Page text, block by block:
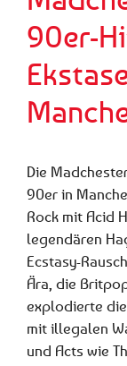
90er-
Die
90er in
Rock mit Acid
legendären
Ecstasy-
Ära, die
explodierte
mit illegalen
und Acts wie